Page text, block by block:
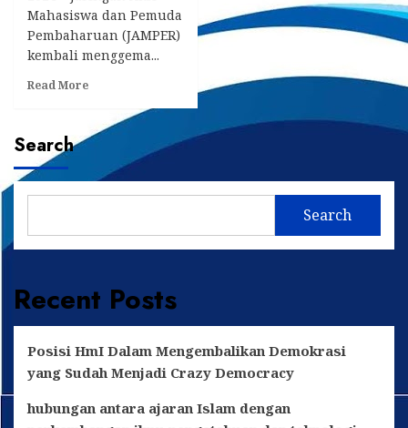
Mahasiswa dan Pemuda
Pembaharuan (JAMPER)
kembali menggema...
Read MoreRead
JAMPER
Gelar
Aksi
Graha
Januari
2025
Search
Search
Recent Posts
Posisi HmI Dalam Mengembalikan Demokrasi
yang Sudah Menjadi Crazy Democracy
hubungan antara ajaran Islam dengan